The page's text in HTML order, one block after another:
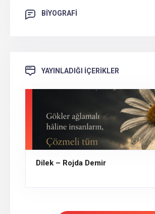
BİYOGRAFİ
YAYINLADIĞI İÇERİKLER
Dilek – Rojda Demir